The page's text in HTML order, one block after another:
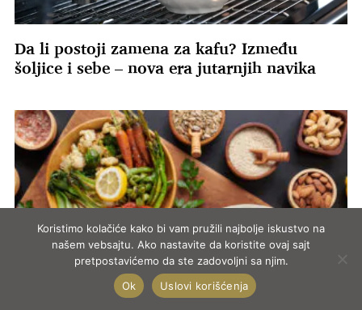
Da li postoji zamena za kafu? Između
šoljice i sebe – nova era jutarnjih navika
Koristimo kolačiće kako bi vam pružili najbolje iskustvo na
našem vebsajtu. Ako nastavite da koristite ovaj sajt
pretpostavićemo da ste zadovoljni sa njim.
Ok
Uslovi korišćenja